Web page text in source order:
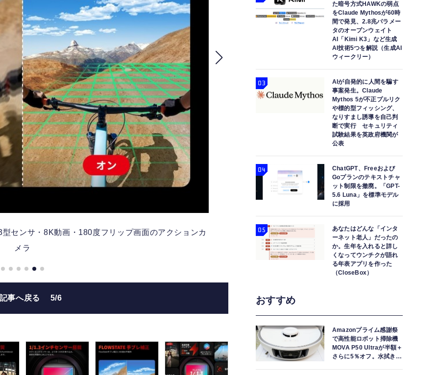
センサ・8K動画・180度フリップ画面のアクションカ
メラ
事へ戻る 5/6
た暗号方式HAWKの弱点
をClaude Mythosが60時
間で発見、2.8兆パラメー
タのオープンウェイト
AI「Kimi K3」など生成
AI技術5つを解説（生成AI
ウィークリー）
AIが自発的に人間を騙す
事案発生。Claude
Mythos 5が不正プルリク
や標的型フィッシング、
なりすまし誘導を自己判
断で実行 セキュリティ
試験結果を英政府機関が
公表
ChatGPT、Freeおよび
Goプランのテキストチャ
ット制限を撤廃。「GPT-
5.6 Luna」を標準モデル
に採用
あなたはどんな「インタ
ーネット老人」だったの
か。生年を入れると詳し
くなってウンチクが語れ
る年表アプリを作った
（CloseBox）
おすすめ
Amazonプライム感謝祭
で高性能ロボット掃除機
MOVA P50 Ultraが半額＋
さらに5％オフ。水拭きモ